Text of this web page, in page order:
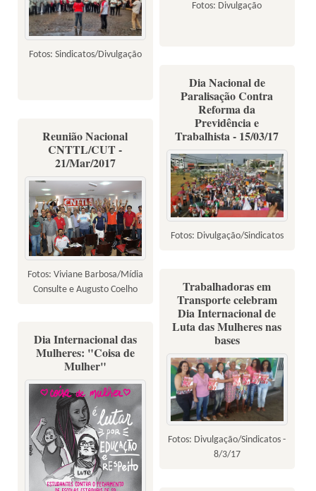
Fotos: Divulgação
Fotos: Sindicatos/Divulgação
Dia Nacional de
Paralisação Contra
Reforma da
Previdência e
Trabalhista - 15/03/17
Fotos: Divulgação/Sindicatos
Reunião Nacional
CNTTL/CUT -
21/Mar/2017
Fotos: Viviane Barbosa/Mídia
Consulte e Augusto Coelho
Trabalhadoras em
Transporte celebram
Dia Internacional de
Luta das Mulheres nas
bases
Fotos: Divulgação/Sindicatos -
8/3/17
Dia Internacional das
Mulheres: "Coisa de
Mulher"